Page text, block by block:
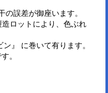
の誤差が御座います。
ロットにより、色ぶれ
』 に巻いて有ります。
です。